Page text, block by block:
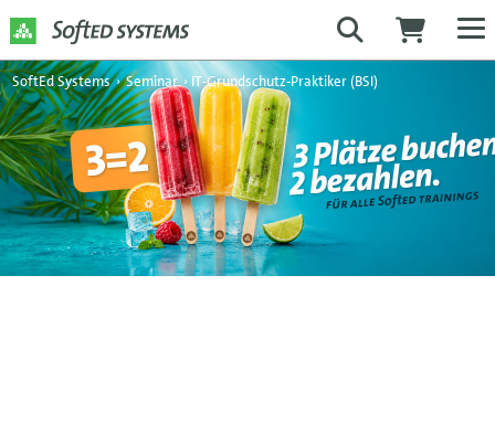
SoftEd Systems › Seminar › IT-Grundschutz-Praktiker (BSI)